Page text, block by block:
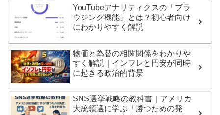
YouTubeアナリティクスの「ブラ
ウジング機能」とは？初心者向け
にわかりやすく解説
物価と為替の相関関係をわかりや
すく解説｜インフレと円安が同時
に起きる政治的背景
SNS選挙戦略の教科書｜アメリカ
大統領選に学ぶ「勝つための発